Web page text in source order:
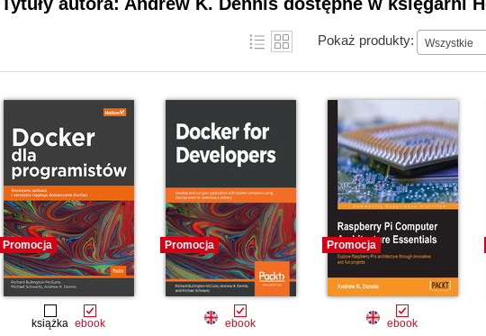
Pokaż produkty: Wszystkie
Promocja
książka ebook
Promocja
ebook
Promocja
ebook